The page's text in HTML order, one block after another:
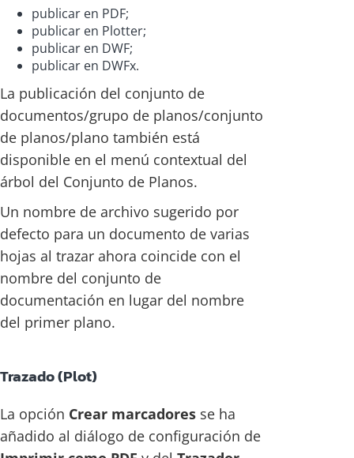
publicar en PDF;
publicar en Plotter;
publicar en DWF;
publicar en DWFx.
La publicación del conjunto de
documentos/grupo de planos/conjunto
de planos/plano también está
disponible en el menú contextual del
árbol del Conjunto de Planos.
Un nombre de archivo sugerido por
defecto para un documento de varias
hojas al trazar ahora coincide con el
nombre del conjunto de
documentación en lugar del nombre
del primer plano.
Trazado (Plot)
La opción Crear marcadores se ha
añadido al diálogo de configuración de